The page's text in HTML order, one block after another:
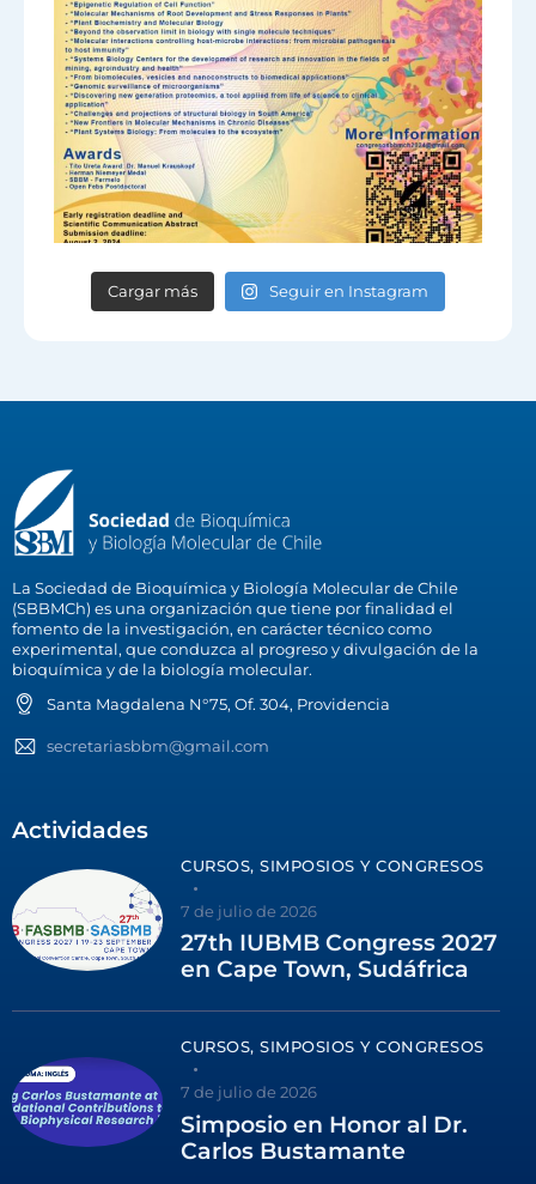
Cargar más Seguir en Instagram
La Sociedad de Bioquímica y Biología Molecular de Chile
(SBBMCh) es una organización que tiene por finalidad el
fomento de la investigación, en carácter técnico como
experimental, que conduzca al progreso y divulgación de la
bioquímica y de la biología molecular.
Santa Magdalena N°75, Of. 304, Providencia
secretariasbbm@gmail.com
Actividades
CURSOS, SIMPOSIOS Y CONGRESOS
7 de julio de 2026
27th IUBMB Congress 2027
en Cape Town, Sudáfrica
CURSOS, SIMPOSIOS Y CONGRESOS
7 de julio de 2026
Simposio en Honor al Dr.
Carlos Bustamante